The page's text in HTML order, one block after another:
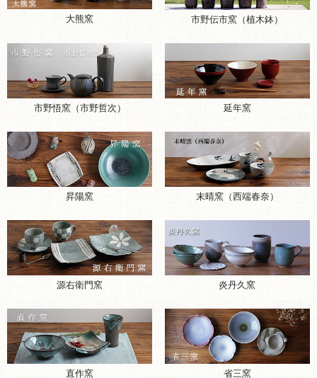
大熊窯 市野伝市窯（植木鉢）
市野悟窯（市野哲次） 延年窯
昇陽窯 末晴窯（西端春奈）
源右衛門窯 炎丹久窯
直作窯 省三窯